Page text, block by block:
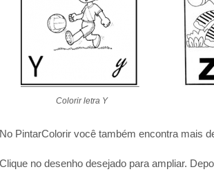
Colorir letra Y
No PintarColorir você também encontra mais
Clique no desenho desejado para ampliar.